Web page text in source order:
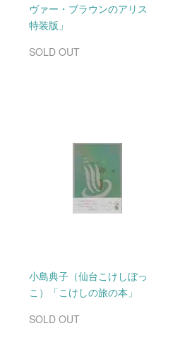
ヴァー・ブラウンのアリス
特装版」
SOLD OUT
小島典子（仙台こけしぼっ
こ）「こけしの旅の本」
SOLD OUT